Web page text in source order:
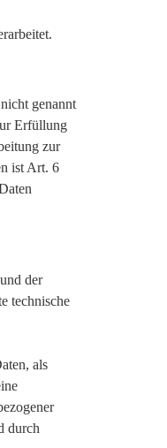
genannt
Erfüllung
zur
ist Art. 6
der
technische
als
durch